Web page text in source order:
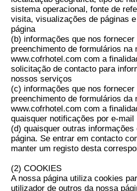
sistema operacional, fonte de
visita, visualizações de páginas
página
(b) informações que nos
preenchimento de formulários na
www.cofrhotel.com com a
solicitação de contacto para
nossos serviços
(c) informações que nos
preenchimento de formulários da
www.cofrhotel.com com a
quaisquer notificações por e-mail
(d) quaisquer outras
página. Se entrar em contacto
manter um registo desta
(2) COOKIES
A nossa página utiliza cookies
utilizador de outros da nossa